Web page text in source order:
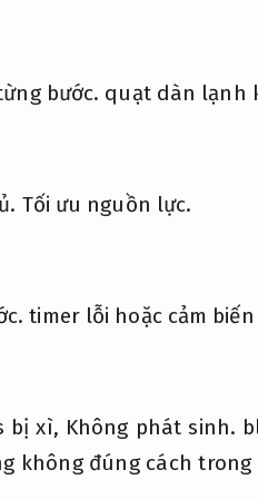
bước. quạt dàn lạnh
Tối ưu nguồn lực.
timer lỗi hoặc cảm
bị xì, Không phát sinh.
không đúng cách trong